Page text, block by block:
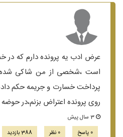
عرض ادب یه پرونده دارم که
است ،شخصی از من شاکی شده
پرداخت خسارت و جریمه حکم
روی پرونده اعتراض بزنم،در
0 پاسخ
0 نظر 388 بازدید